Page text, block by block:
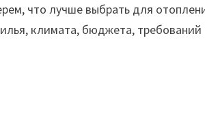
что лучше выбрать для
климата, бюджета, требований